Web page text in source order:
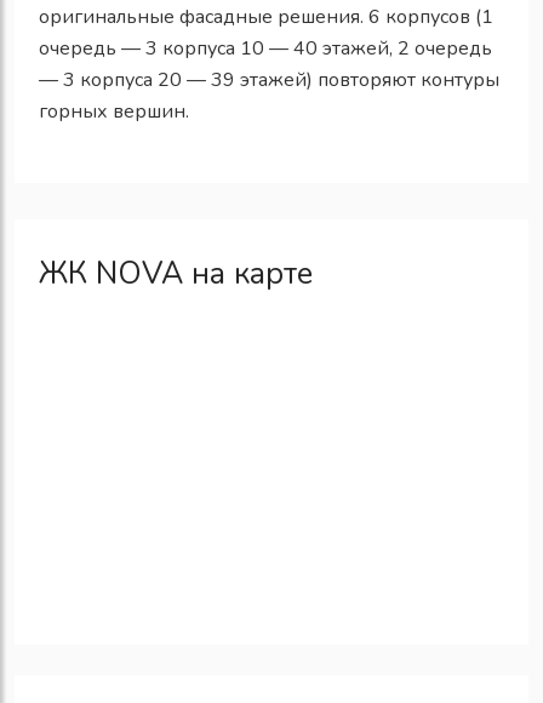
оригинальные фасадные решения. 6 корпусов (1
очередь — 3 корпуса 10 — 40 этажей, 2 очередь
— 3 корпуса 20 — 39 этажей) повторяют контуры
горных вершин.
ЖК NOVA на карте